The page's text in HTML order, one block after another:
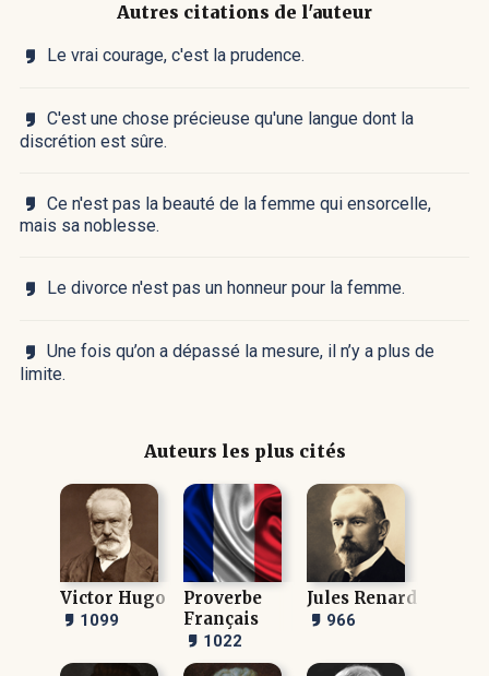
Autres citations de l'auteur
Le vrai courage, c'est la prudence.
C'est une chose précieuse qu'une langue dont la
discrétion est sûre.
Ce n'est pas la beauté de la femme qui ensorcelle,
mais sa noblesse.
Le divorce n'est pas un honneur pour la femme.
Une fois qu’on a dépassé la mesure, il n’y a plus de
limite.
Auteurs les plus cités
Victor Hugo
1099
Proverbe
Français
1022
Jules Renard
966